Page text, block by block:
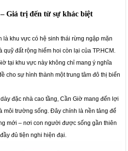
Giá trị đến từ sự khác biệt
khu vực có hệ sinh thái rừng ngập mặn
quỹ đất rộng hiếm hoi còn lại của TP.HCM.
tại khu vực này không chỉ mang ý nghĩa
cho sự hình thành một trung tâm đô thị biển
đặc nhà cao tầng, Cần Giờ mang đến lợi
môi trường sống. Đây chính là nền tảng để
mới – nơi con người được sống gần thiên
đủ tiện nghi hiện đại.